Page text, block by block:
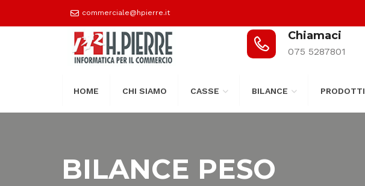
commerciale@hpierre.it
Chiamaci
075 5287801
HOME CHI SIAMO CASSE BILANCE PRODOTTI
BILANCE PESO